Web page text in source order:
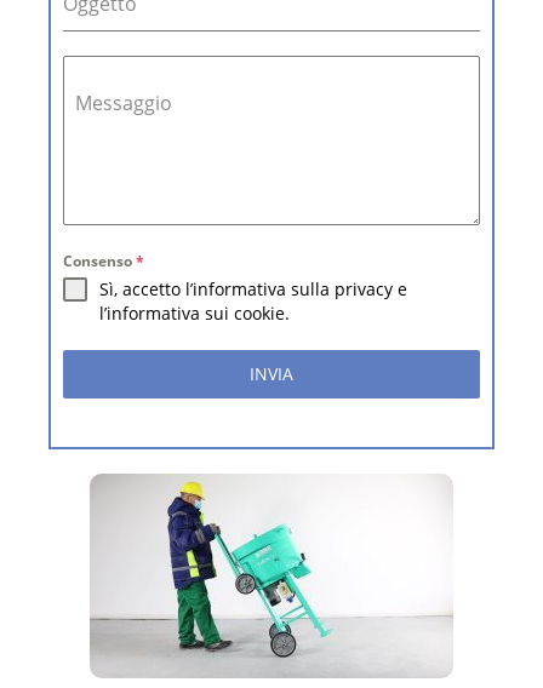
Messaggio
Consenso*
Sì, accetto l’informativa sulla privacy e
l’informativa sui cookie.
INVIA